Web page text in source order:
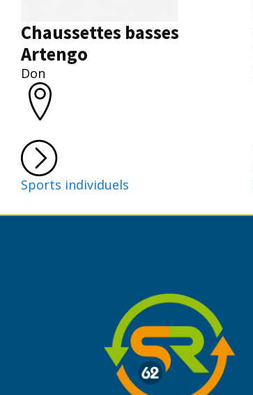
Chaussettes basses
Artengo
Don
Sports individuels